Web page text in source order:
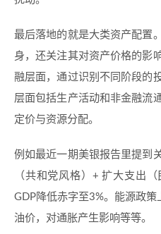
最后落地的就是大类资产配置
身，还关注其对资产价格的影
融层面，通过识别不同阶段的
层面包括生产活动和非金融流
定价与资源分配。
例如最近一期美银报告里提到
（共和党风格）+ 扩大支出
GDP降低赤字至3%。能源政策
油价，对通胀产生影响等等。